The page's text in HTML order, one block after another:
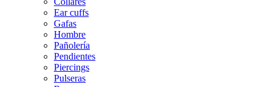
Ear cuffs
Gafas
Hombre
Pañolería
Pendientes
Piercings
Pulseras